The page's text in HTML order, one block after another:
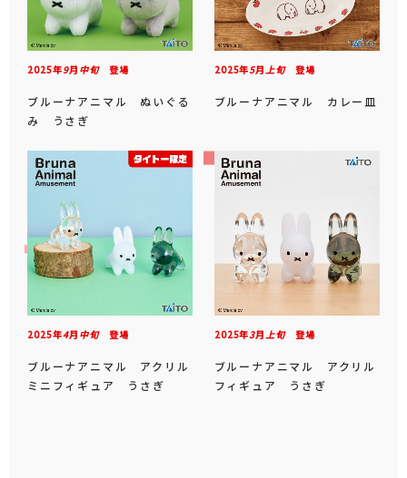
2025年9月 中旬登場
ブルーナアニマル ぬいぐる
み うさぎ
2025年5月 上旬登場
ブルーナアニマル カレー皿
2025年4月 中旬登場
ブルーナアニマル アクリル
ミニフィギュア うさぎ
2025年3月上旬登場
ブルーナアニマル アクリル
フィギュア うさぎ